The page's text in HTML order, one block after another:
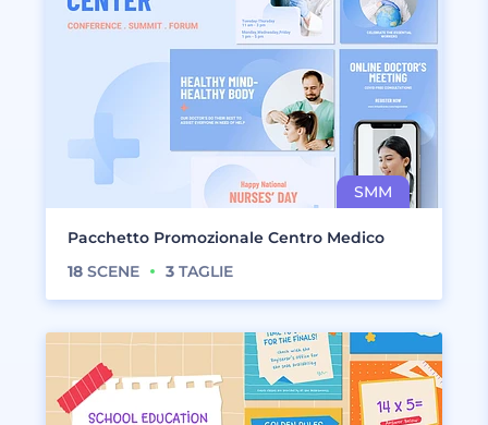
Pacchetto Promozionale Centro Medico
18 SCENE 3 TAGLIE